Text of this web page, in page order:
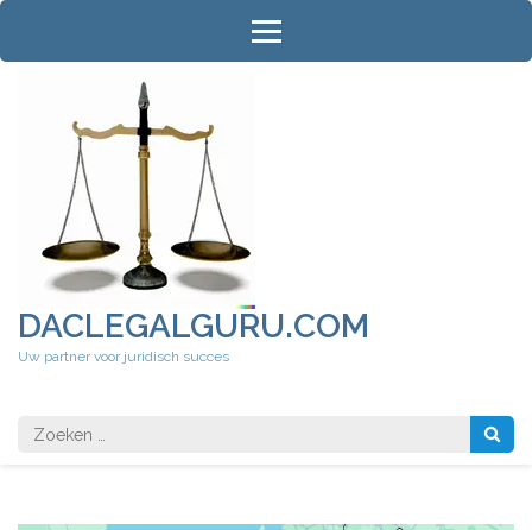
Ga
inhoud
DACLEGALGURU.COM
Uw partner voor juridisch succes
Zoeken
naar: